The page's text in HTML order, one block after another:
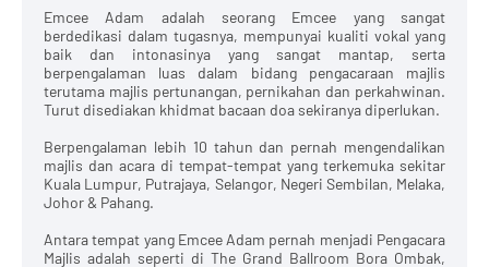
Emcee Adam adalah seorang Emcee yang sangat
berdedikasi dalam tugasnya, mempunyai kualiti vokal yang
baik dan intonasinya yang sangat mantap, serta
berpengalaman luas dalam bidang pengacaraan majlis
terutama majlis pertunangan, pernikahan dan perkahwinan.
Turut disediakan khidmat bacaan doa sekiranya diperlukan.
Berpengalaman lebih 10 tahun dan pernah mengendalikan
majlis dan acara di tempat-tempat yang terkemuka sekitar
Kuala Lumpur, Putrajaya, Selangor, Negeri Sembilan, Melaka,
Johor & Pahang.
Antara tempat yang Emcee Adam pernah menjadi Pengacara
Majlis adalah seperti di The Grand Ballroom Bora Ombak,